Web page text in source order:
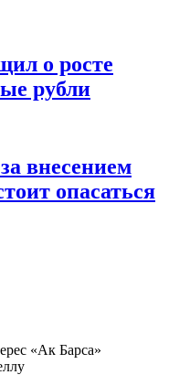
о росте
рубли
внесением
опасаться
«Ак Барса»